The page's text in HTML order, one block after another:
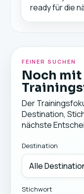
ready für die
FEINER SUCHEN
Noch
Der
Destination,
nächste
Destination
Stichwort